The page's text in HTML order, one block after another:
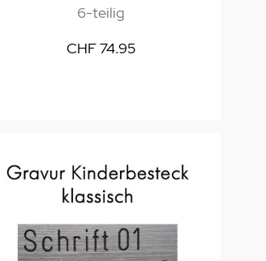
6-teilig
CHF 74.95